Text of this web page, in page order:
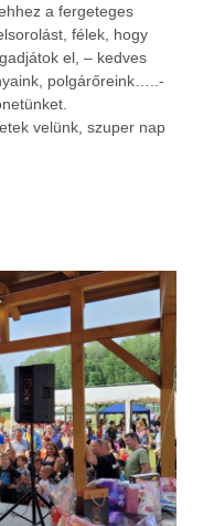
a fergeteges
félek, hogy
el, – kedves
polgárőreink…..-
velünk, szuper nap